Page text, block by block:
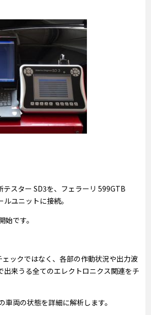
スター SD3を、フェラーリ 599GTB
ユニットに接続。
です。
ックではなく、各部の作動状況や出力波
出来うる全てのエレクトロニクス関連をチ
車両の状態を詳細に解析します。